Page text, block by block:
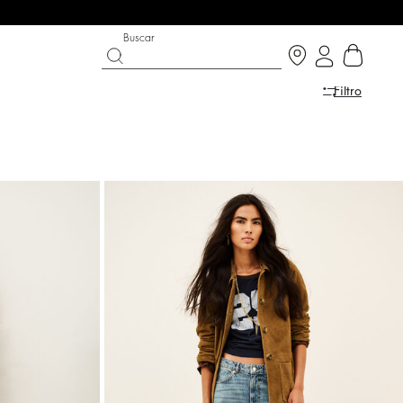
CHANCE COLECCIÓN PARTYWEAR
Descubrir
Buscar
Filtro